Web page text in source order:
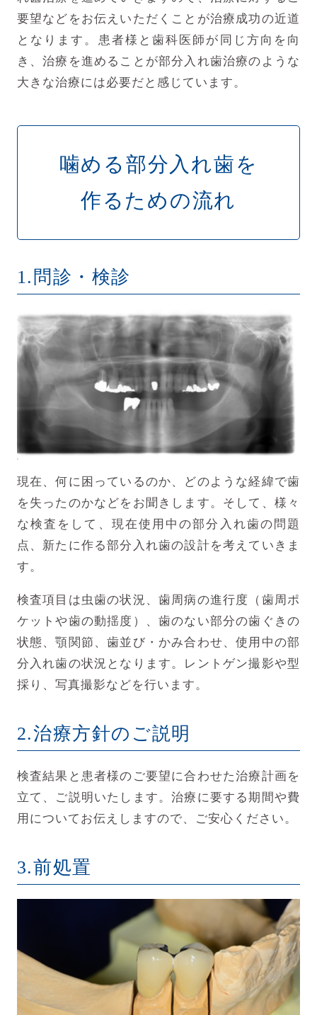
要望などをお伝えいただくことが治療成功の近道
となります。患者様と歯科医師が同じ方向を向
き、治療を進めることが部分入れ歯治療のような
大きな治療には必要だと感じています。
噛める部分入れ歯を
作るための流れ
1.問診・検診
現在、何に困っているのか、どのような経緯で歯
を失ったのかなどをお聞きします。そして、様々
な検査をして、現在使用中の部分入れ歯の問題
点、新たに作る部分入れ歯の設計を考えていきま
す。
検査項目は虫歯の状況、歯周病の進行度（歯周ポ
ケットや歯の動揺度）、歯のない部分の歯ぐきの
状態、顎関節、歯並び・かみ合わせ、使用中の部
分入れ歯の状況となります。レントゲン撮影や型
採り、写真撮影などを行います。
2.治療方針のご説明
検査結果と患者様のご要望に合わせた治療計画を
立て、ご説明いたします。治療に要する期間や費
用についてお伝えしますので、ご安心ください。
3.前処置